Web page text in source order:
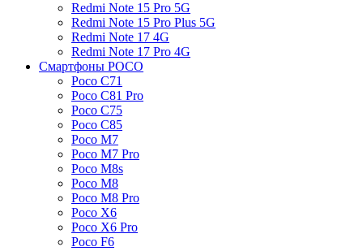
Redmi Note 15 Pro 5G
Redmi Note 15 Pro Plus 5G
Redmi Note 17 4G
Redmi Note 17 Pro 4G
Смартфоны POCO
Poco C71
Poco C81 Pro
Poco C75
Poco C85
Poco M7
Poco M7 Pro
Poco M8s
Poco M8
Poco M8 Pro
Poco X6
Poco X6 Pro
Poco F6